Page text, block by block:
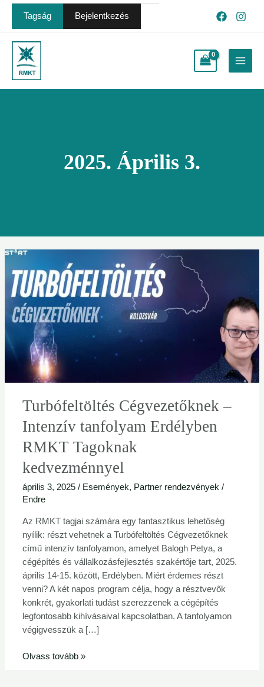
Skip
Tagság Bejelentkezés
Menu
2025. Április 3.
Turbófeltöltés Cégvezetőknek –
Intenzív tanfolyam Erdélyben
RMKT Tagoknak
kedvezménnyel
április 3, 2025 / Események, Partner rendezvények /
Endre
Az RMKT tagjai számára egy fantasztikus lehetőség
nyílik: részt vehetnek a Turbófeltöltés Cégvezetőknek
című intenzív tanfolyamon, amelyet Balogh Petya, a
cégépítés és vállalkozásfejlesztés szakértője tart, 2025.
április 14-15. között, Erdélyben. Miért érdemes részt
venni? A két napos program célja, hogy a résztvevők
konkrét, gyakorlati tudást szerezzenek a cégépítés
legfontosabb kihívásaival kapcsolatban. A tanfolyamon
végigvesszük a […]
Turbófeltöltés
Cégvezetőknek
–
Intenzív
tanfolyam
Erdélyben
RMKT
Tagoknak
kedvezménnyel
Olvass tovább »